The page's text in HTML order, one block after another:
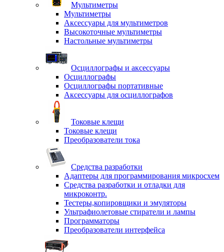
Мультиметры
Мультиметры
Аксессуары для мультиметров
Высокоточные мультиметры
Настольные мультиметры
Осциллографы и аксессуары
Осциллографы
Осциллографы портативные
Аксессуары для осциллографов
Токовые клещи
Токовые клещи
Преобразователи тока
Средства разработки
Адаптеры для программирования микросхем
Средства разработки и отладки для
микроконтр.
Тестеры,копировщики и эмуляторы
Ультрафиолетовые стиратели и лампы
Программаторы
Преобразователи интерфейса